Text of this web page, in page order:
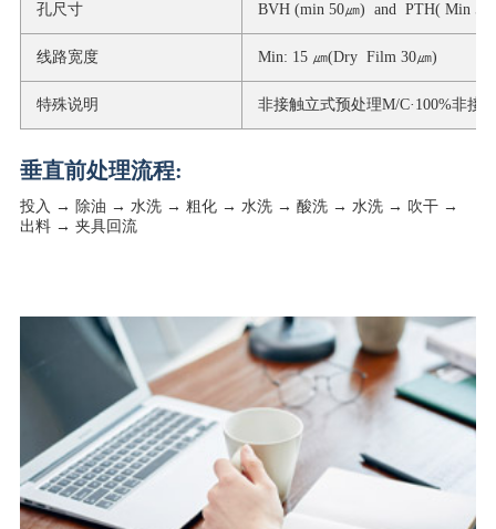
孔尺寸 BVH (min 50㎛) and PTH( Min 50
线路宽度 Min: 15 ㎛(Dry Film 30㎛)
特殊说明 非接触立式预处理M/C·100%非接
垂直前处理流程:
投入 → 除油 → 水洗 → 粗化 → 水洗 → 酸洗 → 水洗 → 吹干 →
出料 → 夹具回流